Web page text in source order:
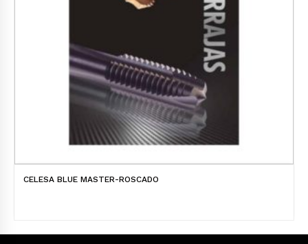
CELESA BLUE MASTER-ROSCADO